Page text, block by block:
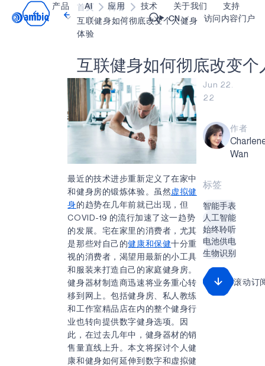
产品 AI 应用
医疗健康
工业边缘
智能遥控器
智能家居和楼宇
可穿戴设备
游戏
可听戴设备
技术
blueSPOT
graphiqSPOT
neuralSPOT
secureSPOT
SPOT
turboSPOT
关于我们
博客
职业生涯
让我们共创未来
活动
投资者关系
消息
合作伙伴关系的成功亮点
为何选择 Ambiq
什么是边缘 AI？
支持
内容门户网
我们的合作
资源
购买地点
常见问题
CN 访问内容门户
首页
博客
互联健身如何彻底改变个人健身
体验
互联健身如何彻 底改变个
最近的技术进步重新定义了在家中
和健身房的锻炼体验。虽然虚拟健
身的趋势在几年前就已出现，但
COVID-19 的流行加速了这一趋势
的发展。宅在家里的消费者，尤其
是那些对自己的健康和保健十分重
视的消费者，渴望用最新的小工具
和服装来打造自己的家庭健身房。
健身器材制造商迅速将业务重心转
移到网上。包括健身房、私人教练
和工作室精品店在内的整个健身行
业也转向提供数字健身选项。因
此，在过去几年中，健身器材的销
售量直线上升。本文将探讨个人健
康和健身如何延伸到数字和虚拟健
Jun 22.
22
作者
Wan
标签
智能手表
人工智能
始终聆听
电池供电
生物识别
滚动订
Video title
OK